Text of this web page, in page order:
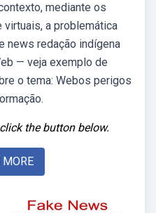
mediante os
a problemática
news redação indígena
— veja exemplo de
o tema: Webos perigos
the button below.
MORE